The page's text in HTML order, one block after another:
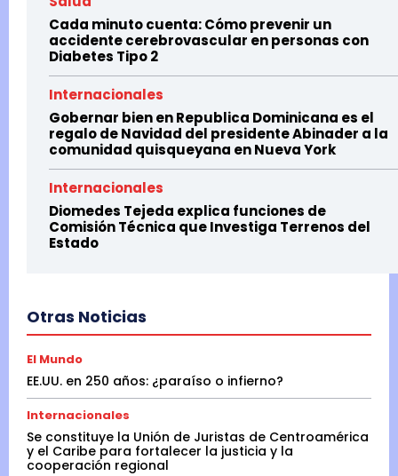
Cada minuto cuenta: Cómo prevenir un
accidente cerebrovascular en personas con
Diabetes Tipo 2
Internacionales
Gobernar bien en Republica Dominicana es el
regalo de Navidad del presidente Abinader a la
comunidad quisqueyana en Nueva York
Internacionales
Diomedes Tejeda explica funciones de
Comisión Técnica que Investiga Terrenos del
Estado
Otras Noticias
El Mundo
EE.UU. en 250 años: ¿paraíso o infierno?
Internacionales
Se constituye la Unión de Juristas de Centroamérica
y el Caribe para fortalecer la justicia y la
cooperación regional